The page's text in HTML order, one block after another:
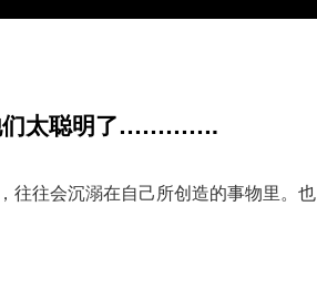
们太聪明了………….
往往会沉溺在自己所创造的事物里。也